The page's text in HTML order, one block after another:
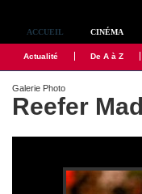
ACCUEIL CINÉMA
Actualité De A à Z
Galerie Photo
Reefer